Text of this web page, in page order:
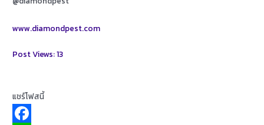
www.diamondpest.com
Post Views:13
แชร์โฟสนี้